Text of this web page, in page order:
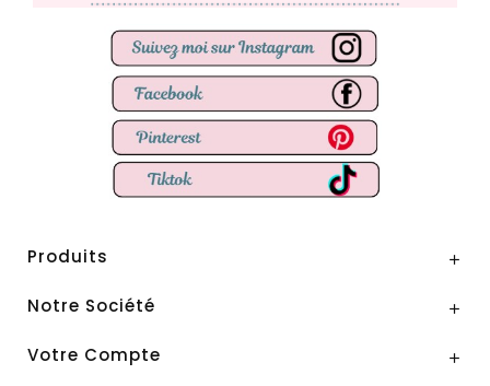
Produits 
Notre Société 
Votre Compte 